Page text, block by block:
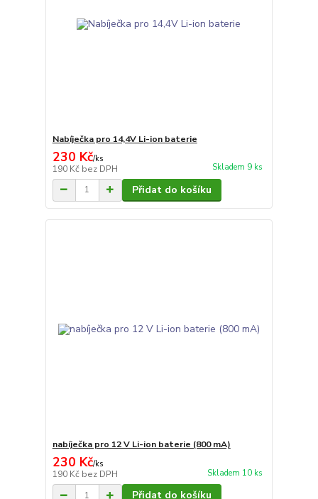
Nabíječka pro 14,4V Li-ion baterie
230 Kč/ks
190 Kč bez DPH Skladem 9 ks
Přidat do košíku
nabíječka pro 12 V Li-ion baterie (800 mA)
230 Kč/ks
190 Kč bez DPH Skladem 10 ks
Přidat do košíku